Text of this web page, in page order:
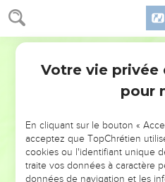
7
poses autour de moi une garde ?
13 Quand je dis : Mon lit me
Alors, tu me terrifies par des
conserver mes os.
Je suis ennuyé de la vie. Je
toi de moi, car mes jours sont
Votre vie
pour
En cliquant sur le bouton «
acceptez que TopChrétien
cookies ou l'identifiant unique
traite vos données à caractère
données de navigation et les